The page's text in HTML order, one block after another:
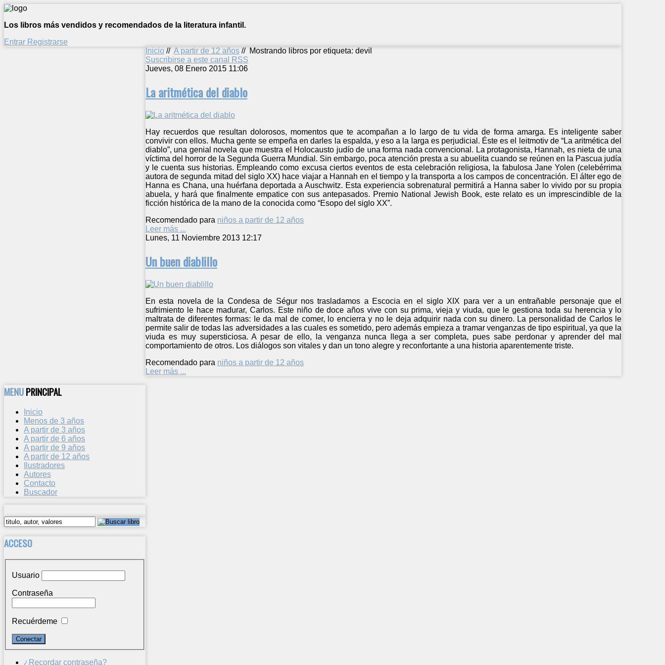
Los libros más vendidos y recomendados de la literatura infantil.
Entrar Registrarse
Inicio // A partir de 12 años // Mostrando libros por etiqueta: devil
Suscribirse a este canal RSS
Jueves, 08 Enero 2015 11:06
La aritmética del diablo
Hay recuerdos que resultan dolorosos, momentos que te acompañan a lo largo de tu vida de forma amarga. Es inteligente saber
convivir con ellos. Mucha gente se empeña en darles la espalda, y eso a la larga es perjudicial. Éste es el leitmotiv de “La aritmética del
diablo”, una genial novela que muestra el Holocausto judío de una forma nada convencional. La protagonista, Hannah, es nieta de una
víctima del horror de la Segunda Guerra Mundial. Sin embargo, poca atención presta a su abuelita cuando se reúnen en la Pascua judía
y le cuenta sus historias. Empleando como excusa ciertos eventos de esta celebración religiosa, la fabulosa Jane Yolen (celebérrima
autora de segunda mitad del siglo XX) hace viajar a Hannah en el tiempo y la transporta a los campos de concentración. El álter ego de
Hanna es Chana, una huérfana deportada a Auschwitz. Esta experiencia sobrenatural permitirá a Hanna saber lo vivido por su propia
abuela, y hará que finalmente empatice con sus antepasados. Premio National Jewish Book, este relato es un imprescindible de la
ficción histórica de la mano de la conocida como “Esopo del siglo XX”.
Recomendado para niños a partir de 12 años
Leer más ...
Lunes, 11 Noviembre 2013 12:17
Un buen diablillo
En esta novela de la Condesa de Ségur nos trasladamos a Escocia en el siglo XIX para ver a un entrañable personaje que el
sufrimiento le hace madurar, Carlos. Este niño de doce años vive con su prima, vieja y viuda, que le gestiona toda su herencia y lo
maltrata de diferentes formas: le da mal de comer, lo encierra y no le deja adquirir nada con su dinero. La personalidad de Carlos le
permite salir de todas las adversidades a las cuales es sometido, pero además empieza a tramar venganzas de tipo espiritual, ya que la
viuda es muy supersticiosa. A pesar de ello, la venganza nunca llega a ser completa, pues sabe perdonar y aprender del mal
comportamiento de otros. Los diálogos son vitales y dan un tono alegre y reconfortante a una historia aparentemente triste.
Recomendado para niños a partir de 12 años
Leer más ...
MENUPRINCIPAL
Inicio
Menos de 3 años
A partir de 3 años
A partir de 6 años
A partir de 9 años
A partir de 12 años
Ilustradores
Autores
Contacto
Buscador
ACCESO
Usuario
Contraseña
Recuérdeme
¿Recordar contraseña?